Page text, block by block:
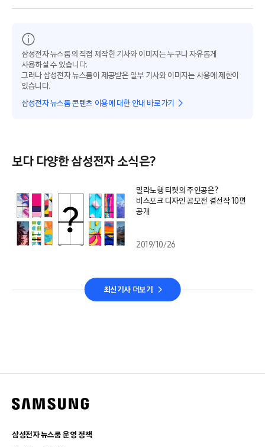
삼성전자 뉴스룸의 직접 제작한 기사와 이미지는 누구나 자유롭게
사용하실 수 있습니다.
그러나 삼성전자 뉴스룸이 제공받은 일부 기사와 이미지는 사용에 제한이
있습니다.
삼성전자 뉴스룸 콘텐츠 이용에 대한 안내 바로가기
보다 다양한 삼성전자 소식은?
밀라노행 티켓의 주인공은?
비스포크 디자인 공모전 결선작 10편
공개
2019/10/26
최신기사 더보기
삼성전자 뉴스룸 운영 정책